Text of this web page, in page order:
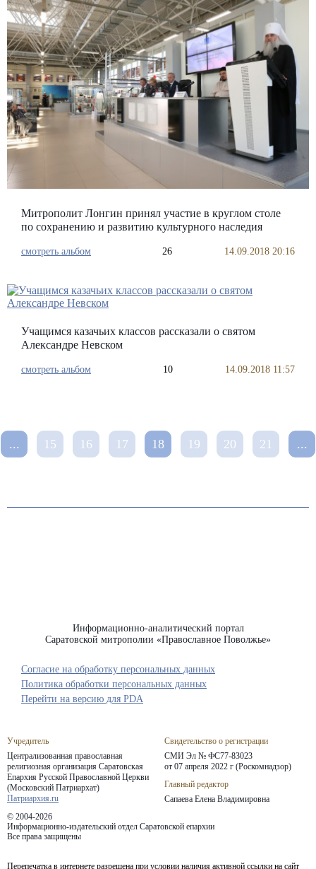
Митрополит Лонгин принял участие в круглом столе
по сохранению и развитию культурного наследия
смотреть альбом 26 14.09.2018 20:16
Учащимся казачьих классов рассказали о святом
Александре Невском
смотреть альбом 10 14.09.2018 11:57
... 15 16 17 18 19 20 21 ...
Информационно-аналитический портал
Саратовской митрополии «Православное Поволжье»
Учредитель
Централизованная православная
религиозная организация Саратовская
Епархия Русской Православной Церкви
(Московский Патриархат)
Патриархия.ru
Свидетельство о регистрации
СМИ Эл № ФС77-83023
от 07 апреля 2022 г (Роскомнадзор)
Главный редактор
Сапаева Елена Владимировна
© 2004-2026
Информационно-издательский отдел Саратовской епархии
Все права защищены
Согласие на обработку персональных данных
Политика обработки персональных данных
Перепечатка в интернете разрешена при условии наличия активной ссылки на сайт
Перейти на версию для PDA